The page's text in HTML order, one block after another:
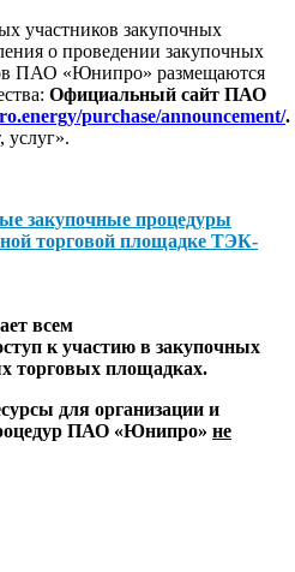
участников закупочных
о проведении закупочных
ПАО «Юнипро» размещаются
Официальный сайт ПАО
purchase/announcement/.
услуг».
закупочные процедуры
торговой площадке ТЭК-
всем
к участию в закупочных
торговых площадках.
для организации и
ПАО «Юнипро» не